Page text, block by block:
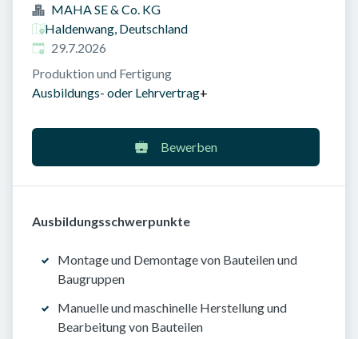
MAHA SE & Co. KG
Haldenwang, Deutschland
Veröffentlicht am
29.7.2026
Produktion und Fertigung
Ausbildungs- oder Lehrvertrag+
Bewerben
Ausbildungsschwerpunkte
Montage und Demontage von Bauteilen und
Baugruppen
Manuelle und maschinelle Herstellung und
Bearbeitung von Bauteilen